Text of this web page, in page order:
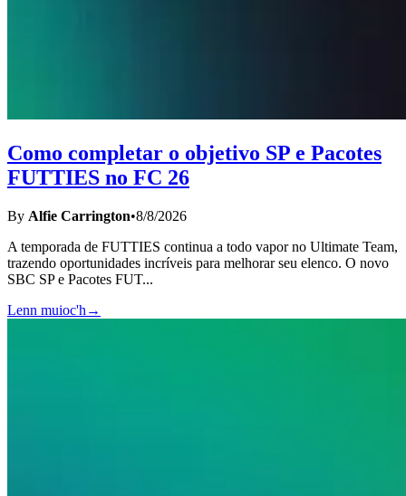
Como completar o objetivo SP e Pacotes
FUTTIES no FC 26
By Alfie Carrington•8/8/2026
A temporada de FUTTIES continua a todo vapor no Ultimate Team,
trazendo oportunidades incríveis para melhorar seu elenco. O novo
SBC SP e Pacotes FUT...
Lenn muioc'h →